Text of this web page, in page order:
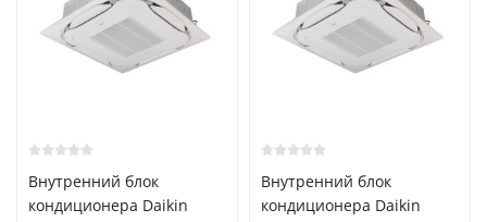
Внутренний блок
кондиционера Daikin
Внутренний блок
кондиционера Daikin